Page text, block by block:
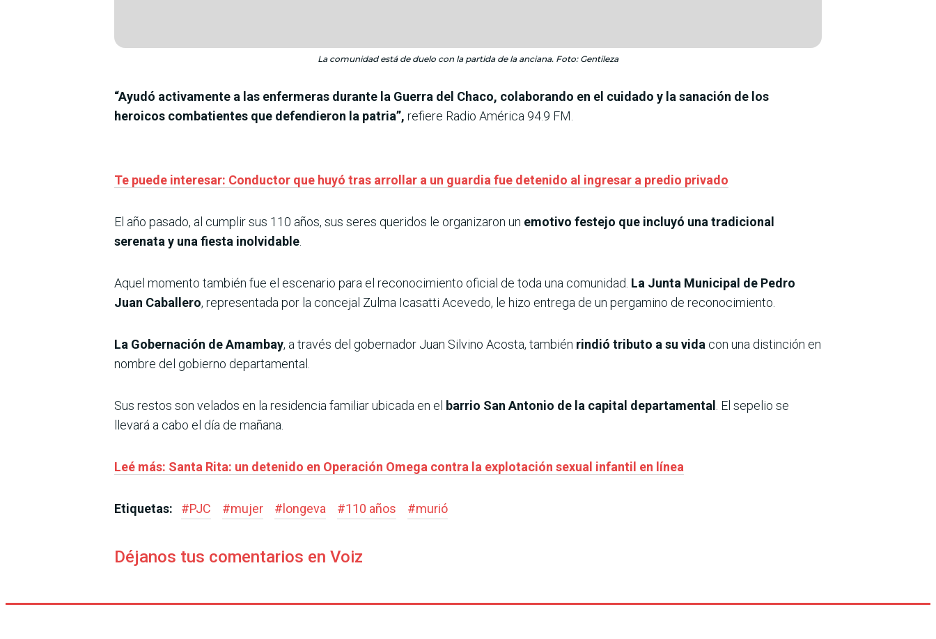
La comunidad está de duelo con la partida de la anciana. Foto: Gentileza
“Ayudó activamente a las enfermeras durante la Guerra del Chaco, colaborando en el cuidado y la sanación de los
heroicos combatientes que defendieron la patria”, refiere Radio América 94.9 FM.
Te puede interesar: Conductor que huyó tras arrollar a un guardia fue detenido al ingresar a predio privado
El año pasado, al cumplir sus 110 años, sus seres queridos le organizaron un emotivo festejo que incluyó una tradicional
serenata y una fiesta inolvidable
Aquel momento también fue el escenario para el reconocimiento oficial de toda una comunidad. La Junta Municipal de Pedro
Juan Caballero, representada por la concejal Zulma Icasatti Acevedo, le hizo entrega de un pergamino de reconocimiento.
La Gobernación de Amambay, a través del gobernador Juan Silvino Acosta, también rindió tributo a su vida con una distinción en
nombre del gobierno departamental.
Sus restos son velados en la residencia familiar ubicada en el barrio San Antonio de la capital departamental . El sepelio se
llevará a cabo el día de mañana.
Leé más: Santa Rita: un detenido en Operación Omega contra la explotación sexual infantil en línea
Etiquetas: #PJC #mujer #longeva #110 años #murió
Déjanos tus comentarios en Voiz